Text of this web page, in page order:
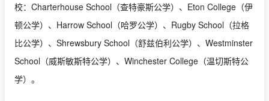
校：Charterhouse School（查特豪斯公学）、Eton College（伊
顿公学）、Harrow School（哈罗公学）、Rugby School（拉格
比公学）、Shrewsbury School（舒兹伯利公学）、Westminster
School（威斯敏斯特公学）、Winchester College（温切斯特公
学）。